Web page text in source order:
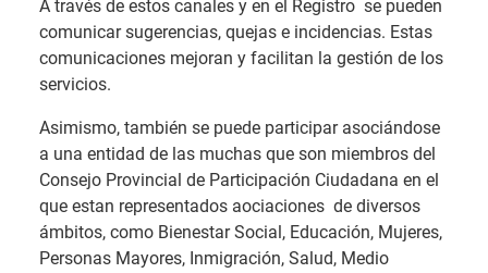
A través de estos canales y en el Registro se pueden
comunicar sugerencias, quejas e incidencias. Estas
comunicaciones mejoran y facilitan la gestión de los
servicios.
Asimismo, también se puede participar asociándose
a una entidad de las muchas que son miembros del
Consejo Provincial de Participación Ciudadana en el
que estan representados aociaciones de diversos
ámbitos, como Bienestar Social, Educación, Mujeres,
Personas Mayores, Inmigración, Salud, Medio